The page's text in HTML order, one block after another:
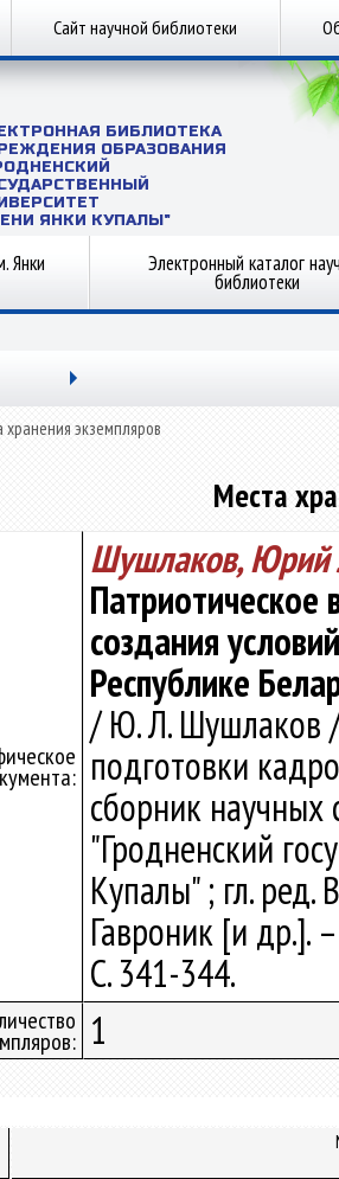
Сайт научной библиотеки
БИБЛИОТЕКА
ОБРАЗОВАНИЯ
ЯНКИ КУПАЛЫ"
Янки Электронный каталог
библиотеки
экземпляров
Места
Шушлаков, Юрий
Патриотическое
создания
Республике
/ Ю. Л. Шушлаков
подготовки
сборник научных
"Гродненский
Купалы" ; гл. ред.
Гавроник [и др.].
С. 341-344.
1